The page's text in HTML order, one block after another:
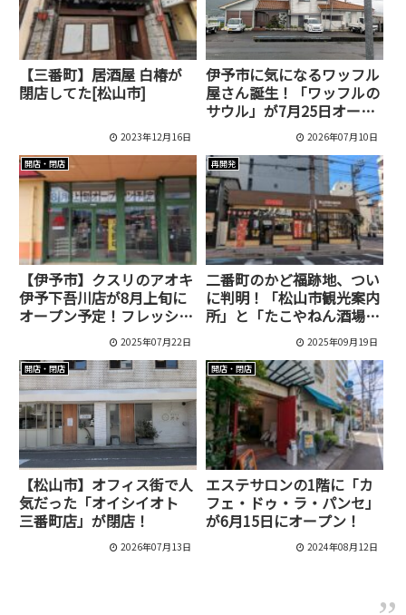
【三番町】居酒屋 白椿が
閉店してた[松山市]
2023年12月16日
伊予市に気になるワッフル
屋さん誕生！「ワッフルの
サウル」が7月25日オープ
2026年07月10日
開店・閉店
【伊予市】クスリのアオキ
伊予下吾川店が8月上旬に
オープン予定！フレッシュ
バリューからのリニューア
2025年07月22日
再開発
二番町のかど福跡地、つい
に判明！「松山市観光案内
所」と「たこやねん酒場」
2025年09月19日
開店・閉店
【松山市】オフィス街で人
気だった「オイシイオト
三番町店」が閉店！
2026年07月13日
開店・閉店
エステサロンの1階に「カ
フェ・ドゥ・ラ・パンセ」
が6月15日にオープン！
2024年08月12日